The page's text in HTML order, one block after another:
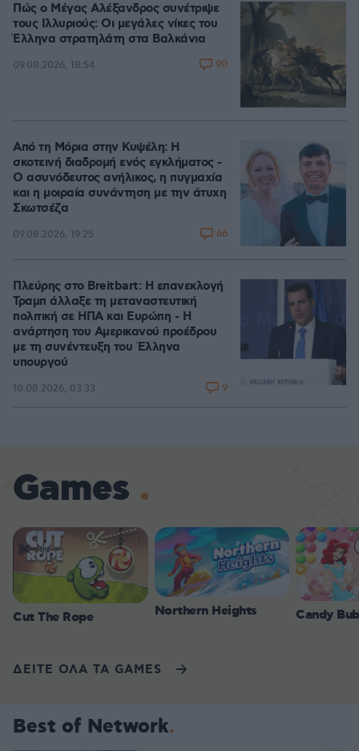
Πώς ο Μέγας Αλέξανδρος συνέτριψε
τους Ιλλυριούς: Οι μεγάλες νίκες του
Έλληνα στρατηλάτη στα Βαλκάνια
09.08.2026, 18:54 90
Από τη Μόρια στην Κυψέλη: Η
σκοτεινή διαδρομή ενός εγκλήματος -
Ο ασυνόδευτος ανήλικος, η πυγμαχία
και η μοιραία συνάντηση με την άτυχη
Σκωτσέζα
09.08.2026, 19:25 66
Πλεύρης στο Breitbart: Η επανεκλογή
Τραμπ άλλαξε τη μεταναστευτική
πολιτική σε ΗΠΑ και Ευρώπη - Η
ανάρτηση του Αμερικανού προέδρου
με τη συνέντευξη του Έλληνα
υπουργού
10.08.2026, 03:33 9
Games
Cut The Rope Northern Heights Candy
ΔΕΙΤΕ ΟΛΑ ΤΑ GAMES
Best of Network